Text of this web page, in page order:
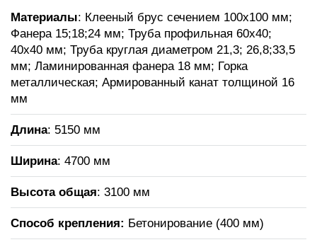
Материалы: Клееный брус сечением 100х100 мм;
Фанера 15;18;24 мм; Труба профильная 60х40;
40х40 мм; Труба круглая диаметром 21,3; 26,8;33,5
мм; Ламинированная фанера 18 мм; Горка
металлическая; Армированный канат толщиной 16
мм
Длина: 5150 мм
Ширина: 4700 мм
Высота общая: 3100 мм
Способ крепления: Бетонирование (400 мм)